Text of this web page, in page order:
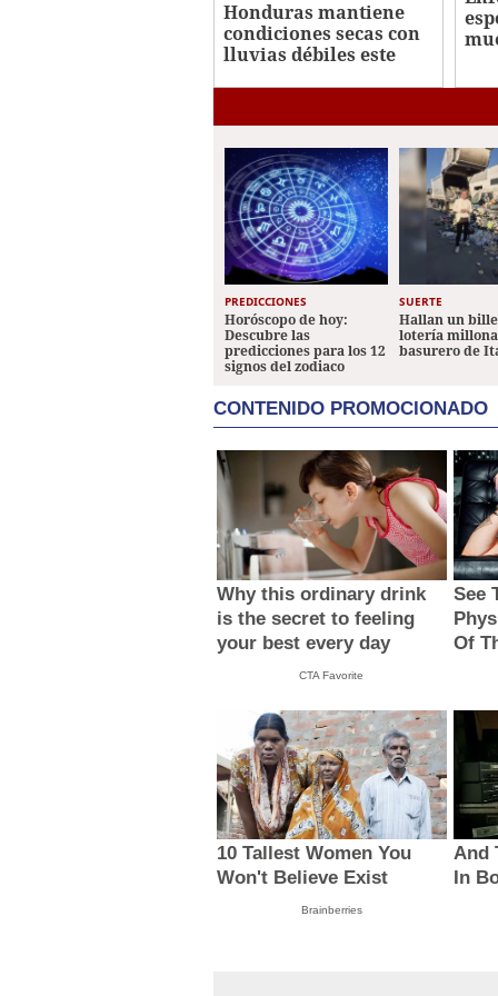
Honduras mantiene
condiciones secas con
lluvias débiles este
PREDICCIONES
Horóscopo de hoy:
Descubre las
predicciones para los 12
signos del zodiaco
SUERTE
Hallan un
lotería
basurero de
CONTENIDO PROMOCIONADO
Why this ordinary drink
is the secret to feeling
your best every day
CTA Favorite
See
Of
10 Tallest Women You
Won't Believe Exist
Brainberries
And
In